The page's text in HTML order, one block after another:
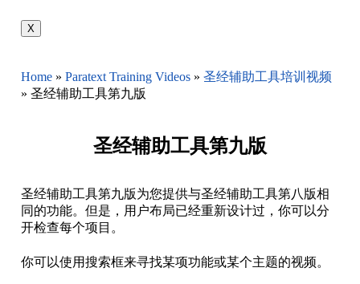
X
Home » Paratext Training Videos » 圣经辅助工具培训视频
» 圣经辅助工具第九版
圣经辅助工具第九版
圣经辅助工具第九版为您提供与圣经辅助工具第八版相
同的功能。 但是，用户布局已经重新设计过，你可以分
开检查每个项目。
你可以使用搜索框来寻找某项功能或某个主题的视频。